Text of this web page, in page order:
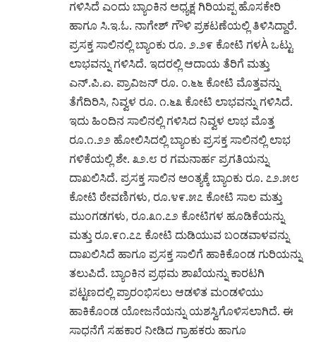
ಗಳಿಸಿದೆ ಎಂದು ಬ್ಯಾಂಕಿನ ಅಧ್ಯಕ್ಷ ಗಿರಿಯಪ್ಪ ಹೊಸಕೇರಿ
ಹಾಗೂ ಸಿ.ಇ.ಓ. ನಾಗೇಶ್ ಗೌಳಿ ಪ್ರಕಟಣೆಯಲ್ಲಿ ತಿಳಿಸಿದ್ದಾರೆ.
ಪ್ರಸಕ್ತ ಸಾಲಿನಲ್ಲಿ ಬ್ಯಾಂಕು ರೂ. ೨.೨೯ ಕೋಟಿ ಗಳÀ ಒಟ್ಟು
ಲಾಭವನ್ನು ಗಳಿಸಿದೆ. ಇದರಲ್ಲಿ ಆದಾಯ ತೆರಿಗೆ ಮತ್ತು
ಎನ್.ಪಿ.ಏ. ಪ್ರಾವಿಜನ್ ರೂ. ೦.೬೬ ಕೋಟಿ ಮೊತ್ತವನ್ನು
ತೆಗೆದಿರಿಸಿ, ನಿವ್ವಳ ರೂ. ೧.೬೩ ಕೋಟಿ ಲಾಭವನ್ನು ಗಳಿಸಿದೆ.
ಇದು ಹಿಂದಿನ ಸಾಲಿನಲ್ಲಿ ಗಳಿಸಿದ ನಿವ್ವಳ ಲಾಭ ಮೊತ್ತ
ರೂ.೧.೨೨ ಹೋಲಿಸಿದಲ್ಲಿ ಬ್ಯಾಂಕು ಪ್ರಸಕ್ತ ಸಾಲಿನಲ್ಲಿ ಲಾಭ
ಗಳಿಕೆಯಲ್ಲಿ ಶೇ. ೩೨.೮ ರ ಗಮನಾರ್ಹ ಪ್ರಗತಿಯನ್ನು
ದಾಖಲಿಸಿದೆ. ಪ್ರಸಕ್ತ ಸಾಲಿನ ಅಂತ್ಯಕ್ಕೆ ಬ್ಯಾಂಕು ರೂ. ೭೨.೫೮
ಕೋಟಿ ಠೇವಣಿಗಳು, ರೂ.೪೯.೫೭ ಕೋಟಿ ಸಾಲ ಮತ್ತು
ಮುಂಗಡಗಳು, ರೂ.೩೧.೭೨ ಕೋಟಿಗಳ ಹೂಡಿಕೆಯನ್ನು
ಮತ್ತು ರೂ.೯೧.೭೭ ಕೋಟಿ ದುಡಿಯುವ ಬಂಡವಾಳವನ್ನು
ದಾಖಲಿಸಿದೆ ಹಾಗೂ ಪ್ರಸಕ್ತ ಸಾಲಿಗೆ ಹಾಕಿಕೊಂಡ ಗುರಿಯನ್ನು
ತಲುಪಿದೆ. ಬ್ಯಾಂಕಿನ ಪ್ರಥಮ ಶಾಖೆಯನ್ನು ಕಾರಟಗಿ
ಪಟ್ಟಣದಲ್ಲಿ ಪ್ರಾರಂಭಿಸಲು ಆಡಳಿತ ಮಂಡಳಿಯು
ಹಾಕಿಕೊಂಡ ಯೋಜನೆಯನ್ನು ಯಶಸ್ವಿಗೊಳಿಸಲಾಗಿದೆ. ಈ
ಸಾಧನೆಗೆ ಸಹಕಾರ ನೀಡಿದ ಗ್ರಾಹಕರು ಹಾಗೂ